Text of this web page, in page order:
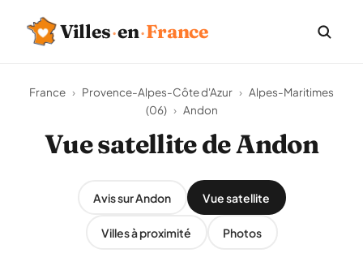
Villes·en·France
France › Provence-Alpes-Côte d'Azur › Alpes-Maritimes
(06) › Andon
Vue satellite de Andon
Avis sur Andon Vue satellite
Villes à proximité Photos